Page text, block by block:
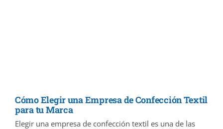
Cómo Elegir una Empresa de Confección Textil
para tu Marca
Elegir una empresa de confección textil es una de las